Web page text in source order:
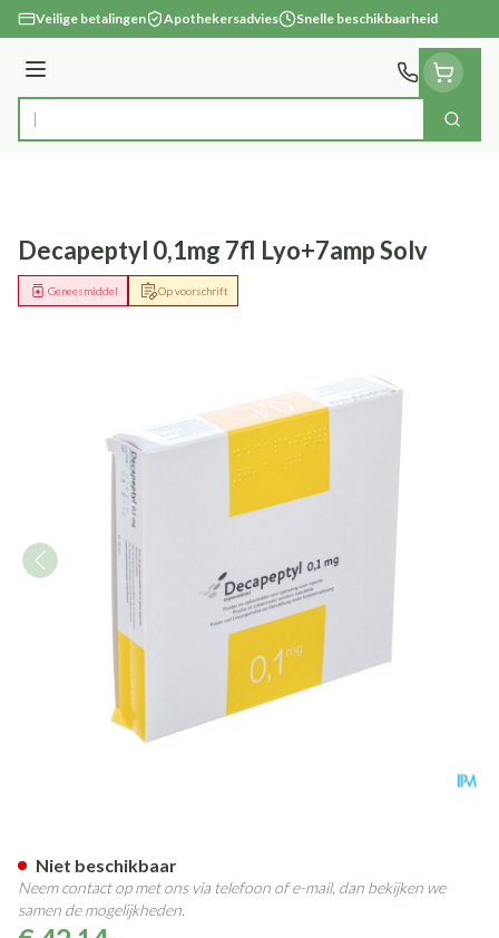
Ga naar de inhoud
Veilige betalingen Apothekersadvies Snelle beschikbaarheid
Menu
Product, merk, categorie... Zoek
Decapeptyl 0,1mg 7fl Lyo+7amp Solv
Op voorschrift
Geneesmiddel
Niet beschikbaar
Neem contact op met ons via telefoon of e-mail, dan bekijken we
samen de mogelijkheden.